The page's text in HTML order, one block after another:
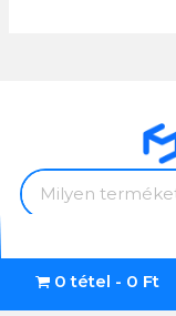
0 tétel - 0 Ft